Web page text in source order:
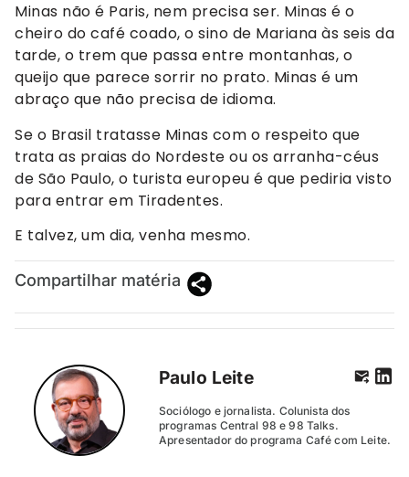
Minas não é Paris, nem precisa ser. Minas é o
cheiro do café coado, o sino de Mariana às seis da
tarde, o trem que passa entre montanhas, o
queijo que parece sorrir no prato. Minas é um
abraço que não precisa de idioma.
Se o Brasil tratasse Minas com o respeito que
trata as praias do Nordeste ou os arranha-céus
de São Paulo, o turista europeu é que pediria visto
para entrar em Tiradentes.
E talvez, um dia, venha mesmo.
Compartilhar matéria
Paulo Leite
Sociólogo e jornalista. Colunista dos
programas Central 98 e 98 Talks.
Apresentador do programa Café com Leite.